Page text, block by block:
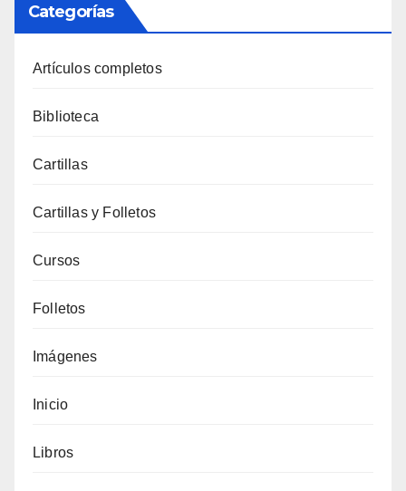
Categorías
Artículos completos
Biblioteca
Cartillas
Cartillas y Folletos
Cursos
Folletos
Imágenes
Inicio
Libros